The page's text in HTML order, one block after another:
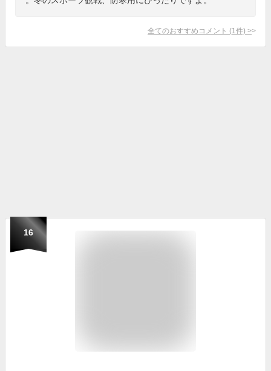
全てのおすすめコメント (1 件) >
16